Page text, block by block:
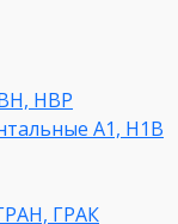
НВР
А1, Н1В
ГРАК